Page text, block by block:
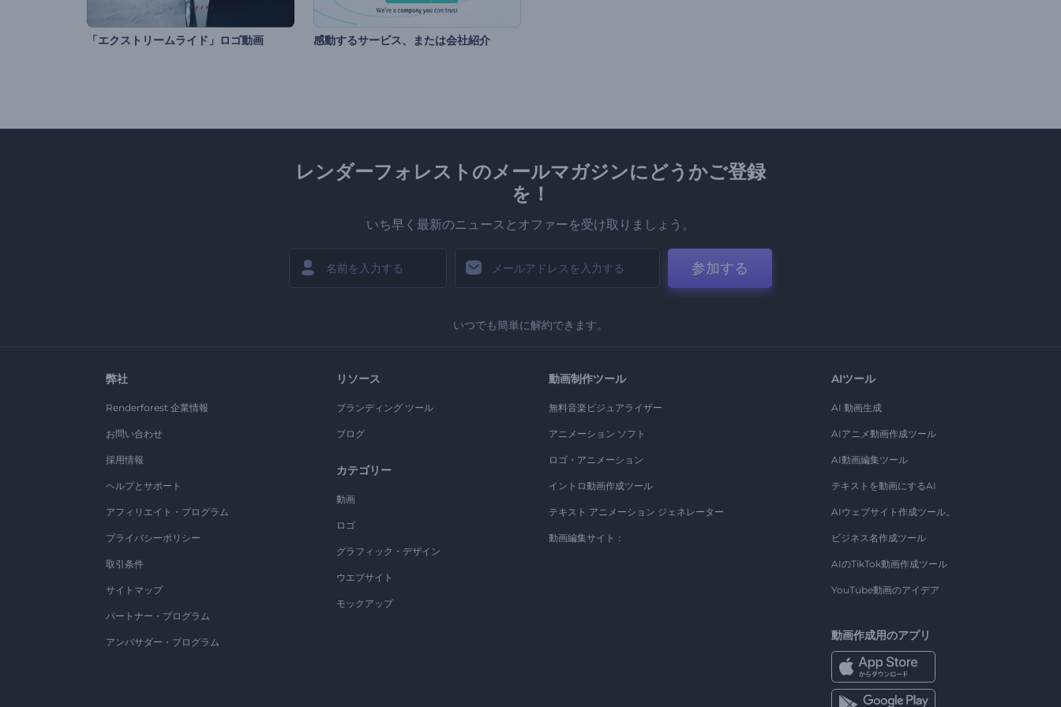
「エクストリームライド」ロゴ動画 感動するサービス、または会社紹介
レンダーフォレストのメールマガジンにどうかご登録
を！
いち早く最新のニュースとオファーを受け取りましょう。
参加する
いつでも簡単に解約できます。
弊社
Renderforest 企業情報
お問い合わせ
採用情報
ヘルプとサポート
アフィリエイト・プログラム
プライバシーポリシー
取引条件
サイトマップ
パートナー・プログラム
アンバサダー・プログラム
リソース
ブランディング ツール
ブログ
カテゴリー
動画
ロゴ
グラフィック・デザイン
ウエブサイト
モックアップ
動画制作ツール
無料音楽ビジュアライザー
アニメーション ソフト
ロゴ・アニメーション
イントロ動画作成ツール
テキスト アニメーション ジェネレーター
動画編集サイト：
AIツール
AI 動画生成
AIアニメ動画作成ツール
AI動画編集ツール
テキストを動画にするAI
AIウェブサイト作成ツール。
ビジネス名作成ツール
AIのTikTok動画作成ツール
YouTube動画のアイデア
動画作成用のアプリ